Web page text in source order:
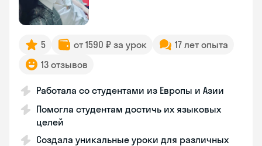
5 от 1590 ₽ за урок
17 лет опыта
13 отзывов
Работала со студентами из Европы и Азии
Помогла студентам достичь их языковых
целей
Создала уникальные уроки для различных